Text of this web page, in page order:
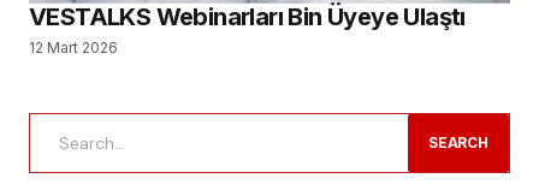
VESTALKS Webinarları Bin Üyeye Ulaştı
12 Mart 2026
SEARCH